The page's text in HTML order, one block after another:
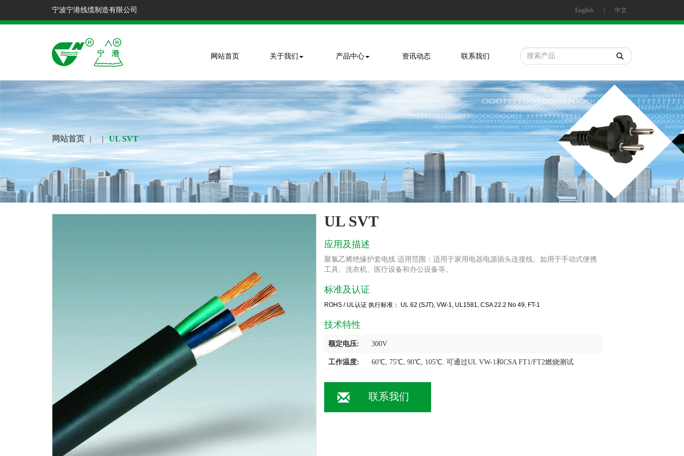
宁波宁港线缆制造有限公司 English 中文
网站首页 关于我们 产品中心 资讯动态 联系我们
网站首页 | | UL SVT
UL SVT
应用及描述
聚氯乙烯绝缘护套电线 适用范围：适用于家用电器电源插头连接线。如用于手动式便携
工具、洗衣机、医疗设备和办公设备等。
标准及认证
ROHS / UL认证 执行标准： UL 62 (SJT), VW-1, UL1581, CSA 22.2 No 49, FT-1
技术特性
额定电压: 300V
工作温度: 60℃, 75℃, 90℃, 105℃. 可通过UL VW-1和CSA FT1/FT2燃烧测试
联系我们